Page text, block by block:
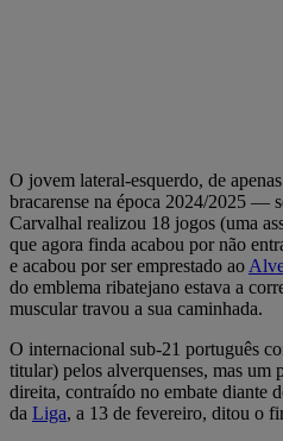
O jovem lateral-esquerdo, de
bracarense na época 2024/2025 —
Carvalhal realizou 18 jogos (uma
que agora finda acabou por não
e acabou por ser emprestado ao
do emblema ribatejano estava a
muscular travou a sua caminhada.
O internacional sub-21 português
titular) pelos alverquenses, mas um
direita, contraído no embate diante
da Liga, a 13 de fevereiro, ditou o